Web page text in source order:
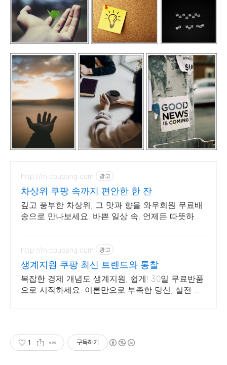
http://m.coupang.com 광고
차상위 쿠팡 속까지 편안한 한 잔
깊고 풍부한 차상위, 그 맛과 향을 와우회원 무료배
송으로 만나보세요. 바쁜 일상 속, 언제든 따뜻하게!
http://m.coupang.com 광고
생계지원 쿠팡 최신 트렌드와 통찰
복잡한 경제 개념도 생계지원, 쉽게! 30일 무료반품
으로 시작하세요. 이론만으로 부족한 당신, 실전 투
1 구독하기